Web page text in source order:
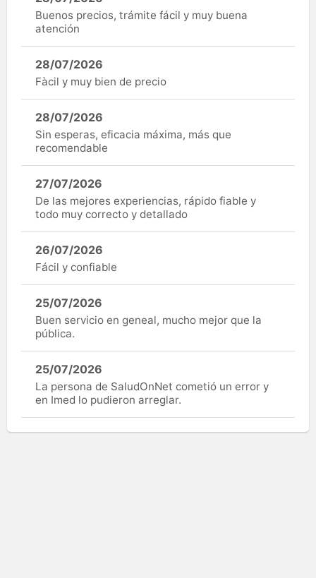
Buenos precios, trámite fácil y muy buena
atención
28/07/2026
Fàcil y muy bien de precio
28/07/2026
Sin esperas, eficacia máxima, más que
recomendable
27/07/2026
De las mejores experiencias, rápido fiable y
todo muy correcto y detallado
26/07/2026
Fácil y confiable
25/07/2026
Buen servicio en geneal, mucho mejor que la
pública.
25/07/2026
La persona de SaludOnNet cometió un error y
en Imed lo pudieron arreglar.